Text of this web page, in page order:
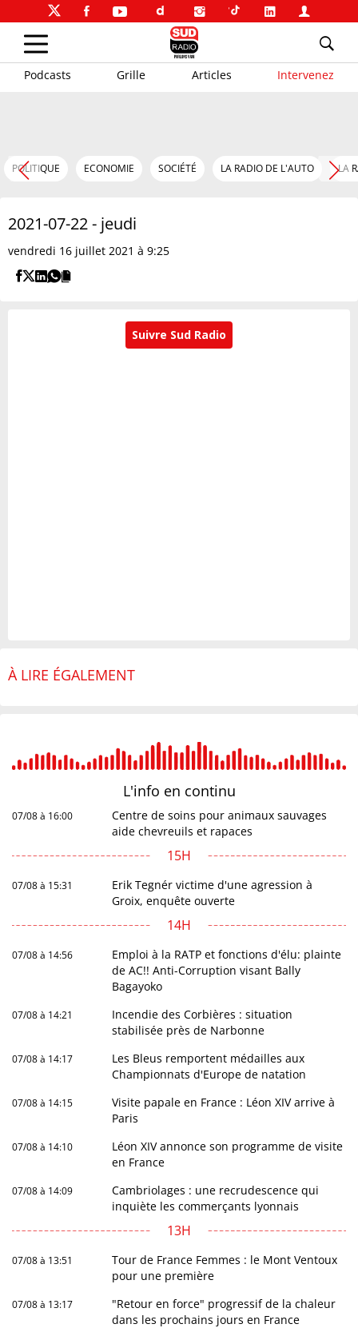
Podcasts Grille Articles Intervenez
POLITIQUE ECONOMIE SOCIÉTÉ LA RADIO DE L'AUTO LA
2021-07-22 - jeudi
vendredi 16 juillet 2021 à 9:25
Suivre Sud Radio
À LIRE ÉGALEMENT
L'info en continu
07/08 à 16:00
Centre de soins pour animaux sauvages
aide chevreuils et rapaces
15H
07/08 à 15:31
Erik Tegnér victime d'une agression à
Groix, enquête ouverte
14H
07/08 à 14:56
Emploi à la RATP et fonctions d'élu: plainte
de AC!! Anti-Corruption visant Bally
Bagayoko
07/08 à 14:21
Incendie des Corbières : situation
stabilisée près de Narbonne
07/08 à 14:17
Les Bleus remportent médailles aux
Championnats d'Europe de natation
07/08 à 14:15
Visite papale en France : Léon XIV arrive à
Paris
07/08 à 14:10
Léon XIV annonce son programme de visite
en France
07/08 à 14:09
Cambriolages : une recrudescence qui
inquiète les commerçants lyonnais
13H
07/08 à 13:51
Tour de France Femmes : le Mont Ventoux
pour une première
07/08 à 13:17
"Retour en force" progressif de la chaleur
dans les prochains jours en France